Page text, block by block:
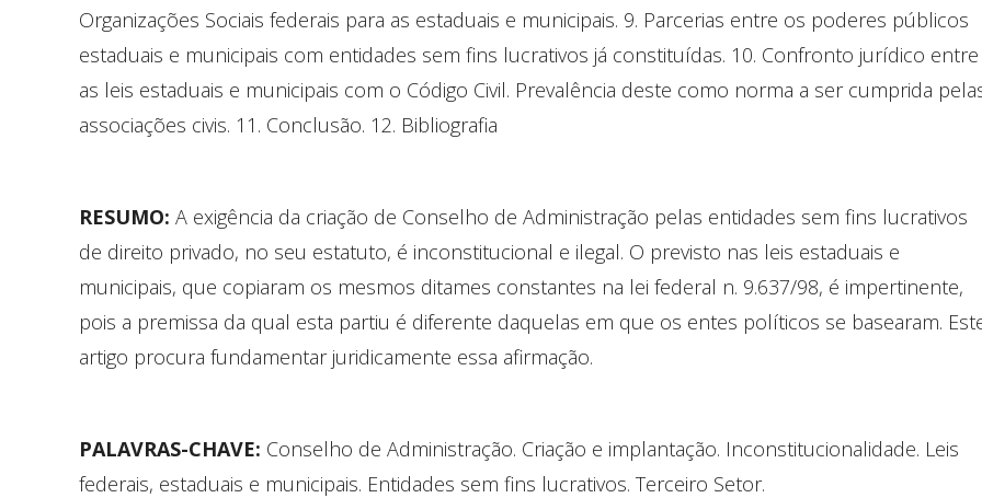
Organizações Sociais federais para as estaduais e municipais. 9. Parcerias entre os poderes públicos
estaduais e municipais com entidades sem fins lucrativos já constituídas. 10. Confronto jurídico entre
as leis estaduais e municipais com o Código Civil. Prevalência deste como norma a ser cumprida
associações civis. 11. Conclusão. 12. Bibliografia
RESUMO: A exigência da criação de Conselho de Administração pelas entidades sem fins lucrativos
de direito privado, no seu estatuto, é inconstitucional e ilegal. O previsto nas leis estaduais e
municipais, que copiaram os mesmos ditames constantes na lei federal n. 9.637/98, é impertinente,
pois a premissa da qual esta partiu é diferente daquelas em que os entes políticos se basearam.
artigo procura fundamentar juridicamente essa afirmação.
PALAVRAS-CHAVE: Conselho de Administração. Criação e implantação. Inconstitucionalidade. Leis
federais, estaduais e municipais. Entidades sem fins lucrativos. Terceiro Setor.